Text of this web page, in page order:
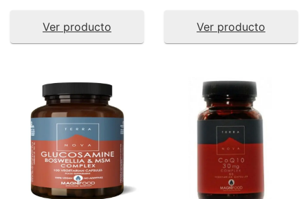
Ver producto Ver producto